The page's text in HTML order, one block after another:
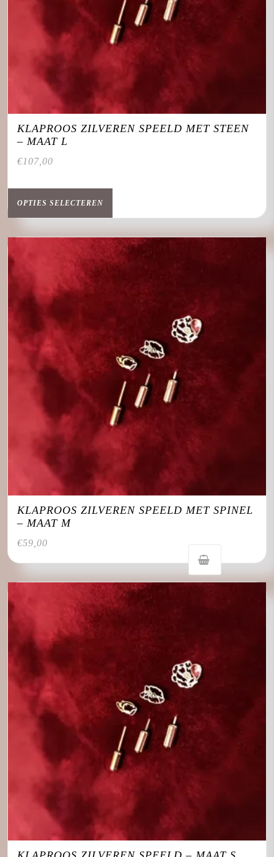
KLAPROOS ZILVEREN SPEELD MET STEEN
– MAAT L
€107,00
OPTIES SELECTEREN
Dit
variaties.
Deze
optie
productpagina
KLAPROOS ZILVEREN SPEELD MET SPINEL
– MAAT M
€59,00